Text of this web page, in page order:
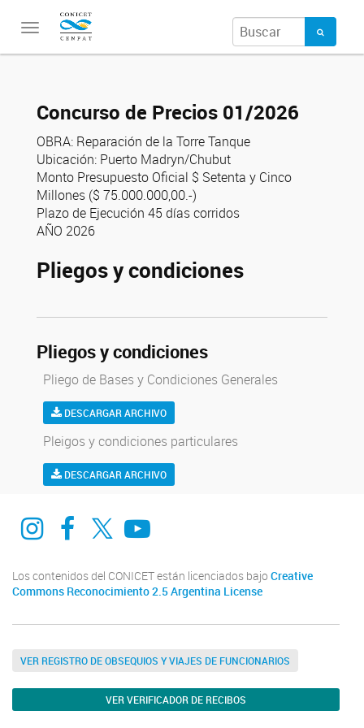
Toggle
Concurso de Precios 01/2026
OBRA: Reparación de la Torre Tanque
Ubicación: Puerto Madryn/Chubut
Monto Presupuesto Oficial $ Setenta y Cinco
Millones ($ 75.000.000,00.-)
Plazo de Ejecución 45 días corridos
AÑO 2026
Pliegos y condiciones
Pliegos y condiciones
Pliego de Bases y Condiciones Generales
DESCARGAR ARCHIVO
Pleigos y condiciones particulares
DESCARGAR ARCHIVO
Instagram
Facebook
TwitterYoutube
Los contenidos del CONICET están licenciados bajo Creative
Commons Reconocimiento 2.5 Argentina License
VER REGISTRO DE OBSEQUIOS Y VIAJES DE FUNCIONARIOS
VER VERIFICADOR DE RECIBOS